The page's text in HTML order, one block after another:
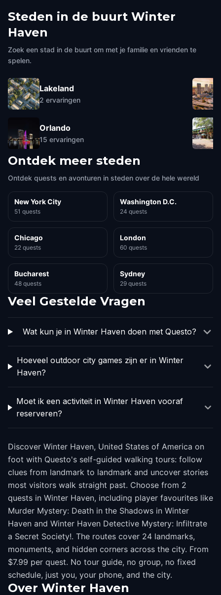
Steden in de buurt Winter
Haven
Zoek een stad in de buurt om met je familie en vrienden te
spelen.
Lakeland
2 ervaringen
Orlando
15 ervaringen
Ontdek meer steden
Ontdek quests en avonturen in steden over de hele wereld
New York City
51 quests
Washington D.C.
24 quests
Chicago
22 quests
London
60 quests
Bucharest
48 quests
Sydney
29 quests
Veel Gestelde Vragen
Wat kun je in Winter Haven doen met Questo?
Hoeveel outdoor city games zijn er in Winter
Haven?
Moet ik een activiteit in Winter Haven vooraf
reserveren?
Discover Winter Haven, United States of America on
foot with Questo's self-guided walking tours: follow
clues from landmark to landmark and uncover stories
most visitors walk straight past. Choose from 2
quests in Winter Haven, including player favourites like
Murder Mystery: Death in the Shadows in Winter
Haven and Winter Haven Detective Mystery: Infiltrate
a Secret Society!. The routes cover 24 landmarks,
monuments, and hidden corners across the city. From
$7.99 per quest. No tour guide, no group, no fixed
schedule, just you, your phone, and the city.
Over Winter Haven